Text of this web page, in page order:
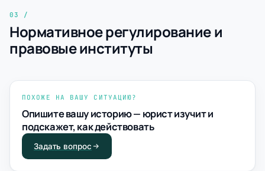
Нормативное регулирование и
правовые институты
ПОХОЖЕ НА ВАШУ СИТУАЦИЮ?
Опишите вашу историю — юрист изучит и
подскажет, как действовать
Задать вопрос